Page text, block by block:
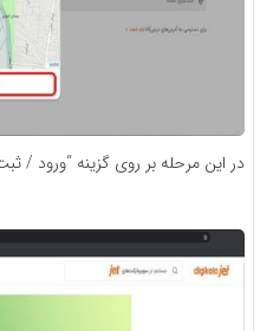
در این مرحله بر روی گزینه “ورود /